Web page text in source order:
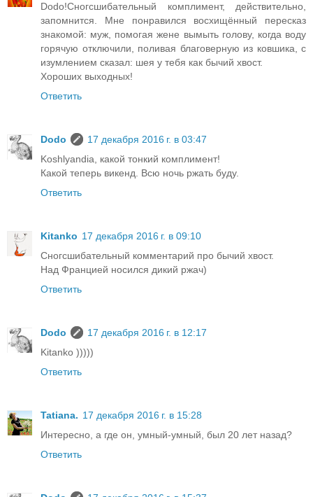
Dodo!Сногсшибательный комплимент, действительно,
запомнится. Мне понравился восхищённый пересказ
знакомой: муж, помогая жене вымыть голову, когда воду
горячую отключили, поливая благоверную из ковшика, с
изумлением сказал: шея у тебя как бычий хвост.
Хороших выходных!
Ответить
Dodo
17 декабря 2016 г. в 03:47
Koshlyandia, какой тонкий комплимент!
Какой теперь викенд. Всю ночь ржать буду.
Ответить
Kitanko 17 декабря 2016 г. в 09:10
Сногсшибательный комментарий про бычий хвост.
Над Францией носился дикий ржач)
Ответить
Dodo
17 декабря 2016 г. в 12:17
Kitanko )))))
Ответить
Tatiana. 17 декабря 2016 г. в 15:28
Интересно, а где он, умный-умный, был 20 лет назад?
Ответить